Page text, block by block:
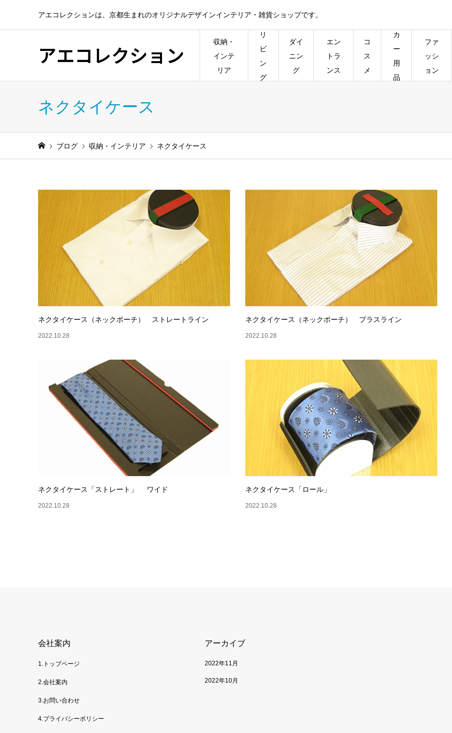
アエコレクションは、京都生まれのオリジナルデザインインテリア・雑貨ショップです。
アエコレクション
収納・
インテ
リア
リ
ビ
ン
グ
ダイ
ニン
グ
エン
トラ
ンス
コ
ス
メ
カ
ー
用
品
ファ
ッシ
ョン
ネクタイケース
ブログ 収納・インテリア ネクタイケース
ネクタイケース（ネックポーチ） ストレートライン
2022.10.28
ネクタイケース（ネックポーチ） プラスライン
2022.10.28
ネクタイケース「ストレート」 ワイド
2022.10.28
ネクタイケース「ロール」
2022.10.28
会社案内
1.トップページ
2.会社案内
3.お問い合わせ
4.プライバシーポリシー
アーカイブ
2022年11月
2022年10月